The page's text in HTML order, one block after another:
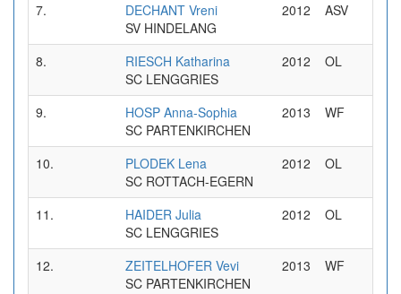
7.
DECHANT Vreni
SV HINDELANG
2012 ASV
8.
RIESCH Katharina
SC LENGGRIES
2012 OL
9.
HOSP Anna-Sophia
SC PARTENKIRCHEN
2013 WF
10.
PLODEK Lena
SC ROTTACH-EGERN
2012 OL
11.
HAIDER Julia
SC LENGGRIES
2012 OL
12.
ZEITELHOFER Vevi
SC PARTENKIRCHEN
2013 WF